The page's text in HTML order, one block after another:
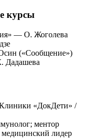
курсы
— О. Жоголева
(«Сообщение»)
Дадашева
«ДокДети» /
ментор
лидер